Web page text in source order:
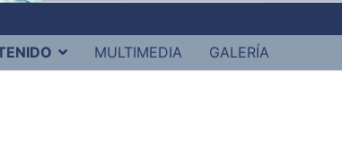
MULTIMEDIA GALERÍA